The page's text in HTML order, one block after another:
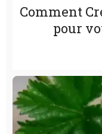
Comment
pour